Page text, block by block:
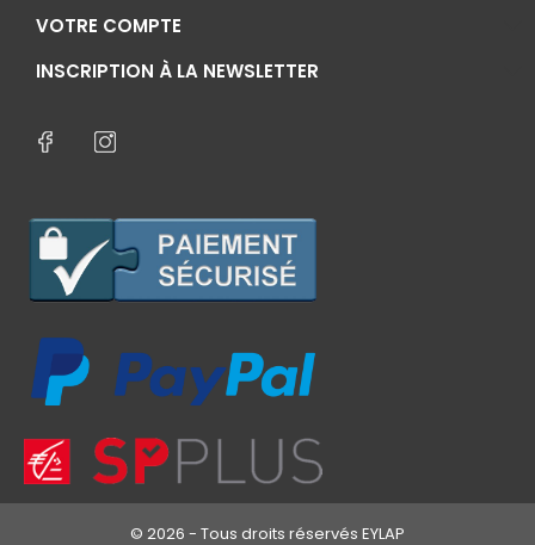
VOTRE COMPTE
INSCRIPTION À LA NEWSLETTER
© 2026 - Tous droits réservés EYLAP